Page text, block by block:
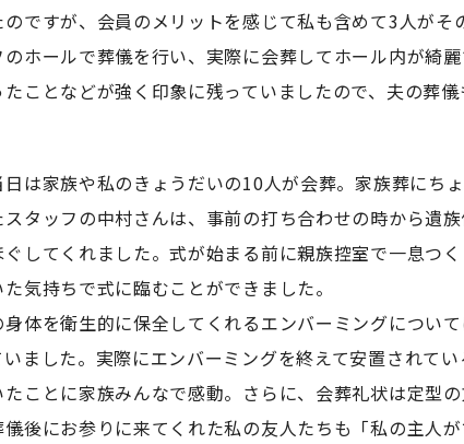
ですが、会員のメリットを感じて私も含めて3人が
のホールで葬儀を行い、実際に会葬してホール内が綺
たことなどが強く印象に残っていましたので、夫の葬
は家族や私のきょうだいの10人が会葬。家族葬にち
スタッフの中村さんは、事前の打ち合わせの時から遺
ぐしてくれました。式が始まる前に親族控室で一息つ
た気持ちで式に臨むことができました。
体を衛生的に保全してくれるエンバーミングについ
ました。実際にエンバーミングを終えて安置されて
たことに家族みんなで感動。さらに、会葬礼状は定型
儀後にお参りに来てくれた私の友人たちも「私の主人